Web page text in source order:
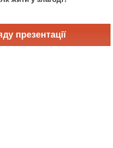
презентації